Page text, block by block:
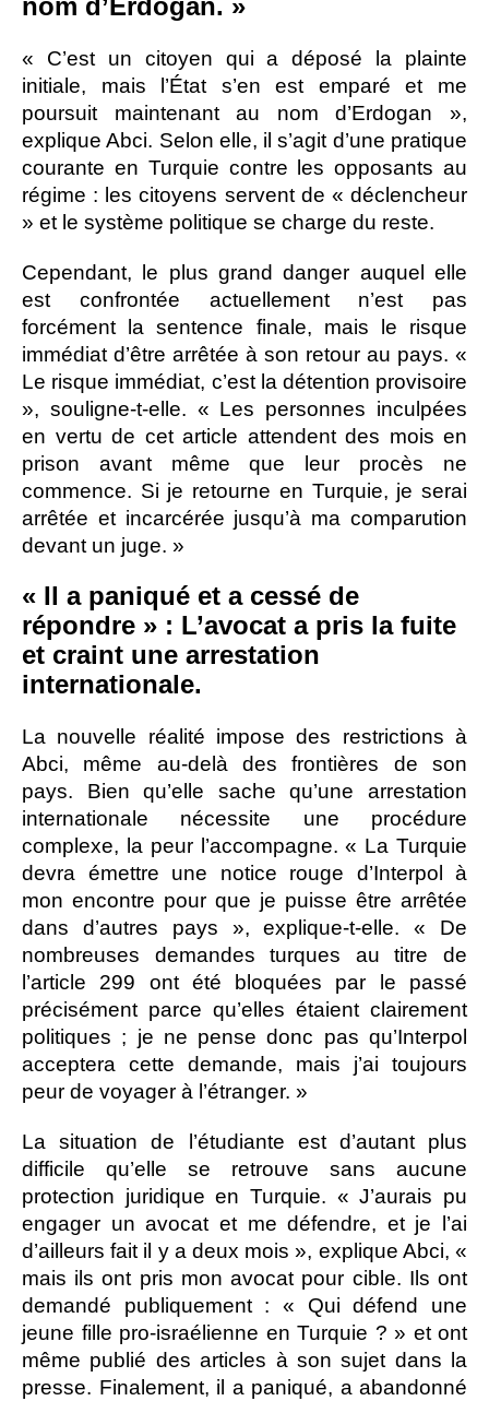
nom d’Erdogan. »
« C’est un citoyen qui a déposé la plainte
initiale, mais l’État s’en est emparé et me
poursuit maintenant au nom d’Erdogan »,
explique Abci. Selon elle, il s’agit d’une pratique
courante en Turquie contre les opposants au
régime : les citoyens servent de « déclencheur
» et le système politique se charge du reste.
Cependant, le plus grand danger auquel elle
est confrontée actuellement n’est pas
forcément la sentence finale, mais le risque
immédiat d’être arrêtée à son retour au pays. «
Le risque immédiat, c’est la détention provisoire
», souligne-t-elle. « Les personnes inculpées
en vertu de cet article attendent des mois en
prison avant même que leur procès ne
commence. Si je retourne en Turquie, je serai
arrêtée et incarcérée jusqu’à ma comparution
devant un juge. »
« Il a paniqué et a cessé de
répondre » : L’avocat a pris la fuite
et craint une arrestation
internationale.
La nouvelle réalité impose des restrictions à
Abci, même au-delà des frontières de son
pays. Bien qu’elle sache qu’une arrestation
internationale nécessite une procédure
complexe, la peur l’accompagne. « La Turquie
devra émettre une notice rouge d’Interpol à
mon encontre pour que je puisse être arrêtée
dans d’autres pays », explique-t-elle. « De
nombreuses demandes turques au titre de
l’article 299 ont été bloquées par le passé
précisément parce qu’elles étaient clairement
politiques ; je ne pense donc pas qu’Interpol
acceptera cette demande, mais j’ai toujours
peur de voyager à l’étranger. »
La situation de l’étudiante est d’autant plus
difficile qu’elle se retrouve sans aucune
protection juridique en Turquie. « J’aurais pu
engager un avocat et me défendre, et je l’ai
d’ailleurs fait il y a deux mois », explique Abci, «
mais ils ont pris mon avocat pour cible. Ils ont
demandé publiquement : « Qui défend une
jeune fille pro-israélienne en Turquie ? » et ont
même publié des articles à son sujet dans la
presse. Finalement, il a paniqué, a abandonné